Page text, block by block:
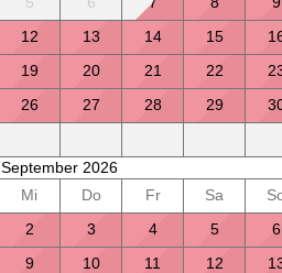
12 13 14 15
19 20 21 22
26 27 28 29
September 2026
Mi Do Fr Sa
2 3 4 5
6
9 10 11 12